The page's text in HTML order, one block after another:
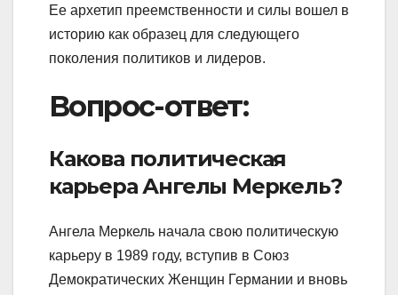
Ее архетип преемственности и силы вошел в
историю как образец для следующего
поколения политиков и лидеров.
Вопрос-ответ:
Какова политическая
карьера Ангелы Меркель?
Ангела Меркель начала свою политическую
карьеру в 1989 году, вступив в Союз
Демократических Женщин Германии и вновь